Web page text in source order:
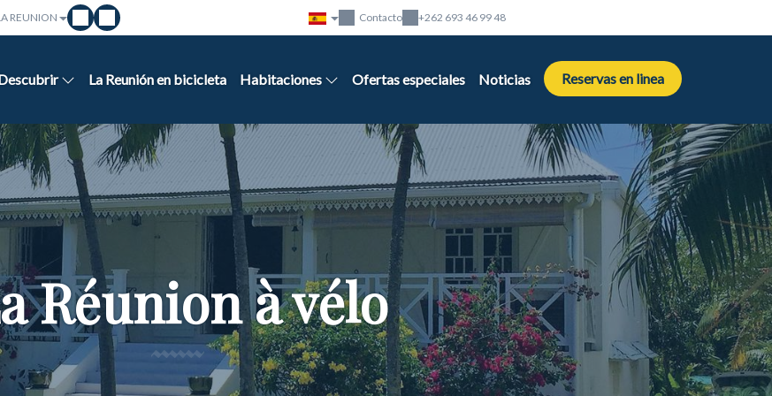
REUNION Contacto +262 693 46 99 48
La Reunión en bicicleta Habitaciones Ofertas especiales Noticias Reservas en linea
Réunion à vélo